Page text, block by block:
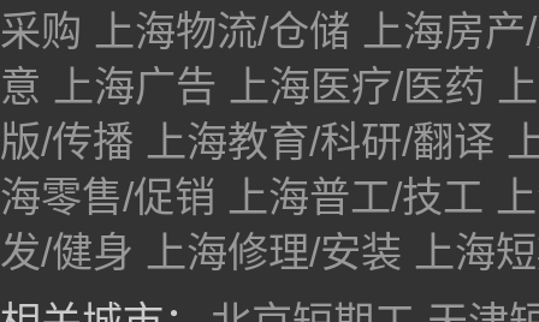
采购
上海物流/仓储
上海房
意
上海广告 上海医疗/医药
版/传播
上海教育/科研/翻译
海零售/促销
上海普工/技工
发/健身
上海修理/安装
上海